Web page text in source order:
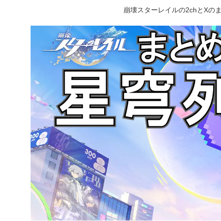
崩壊スターレイルの2chとXの